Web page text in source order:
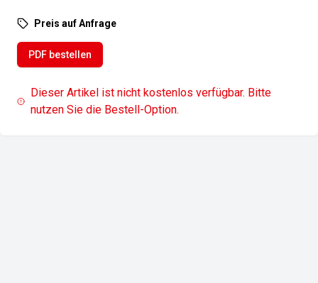
Preis auf Anfrage
PDF bestellen
Dieser Artikel ist nicht kostenlos verfügbar. Bitte
nutzen Sie die Bestell-Option.